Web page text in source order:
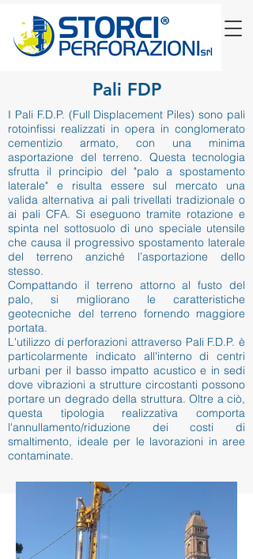
Pali FDP
I Pali F.D.P. (Full Displacement Piles) sono pali
rotoinfissi realizzati in opera in conglomerato
cementizio armato, con una minima
asportazione del terreno. Questa tecnologia
sfrutta il principio del "palo a spostamento
laterale" e risulta essere sul mercato una
valida alternativa ai pali trivellati tradizionale o
ai pali CFA. Si eseguono tramite rotazione e
spinta nel sottosuolo di uno speciale utensile
che causa il progressivo spostamento laterale
del terreno anziché l’asportazione dello
stesso.
Compattando il terreno attorno al fusto del
palo, si migliorano le caratteristiche
geotecniche del terreno fornendo maggiore
portata.
L'utilizzo di perforazioni attraverso Pali F.D.P. è
particolarmente indicato all'interno di centri
urbani per il basso impatto acustico e in sedi
dove vibrazioni a strutture circostanti possono
portare un degrado della struttura. Oltre a ciò,
questa tipologia realizzativa comporta
l'annullamento/riduzione dei costi di
smaltimento, ideale per le lavorazioni in aree
contaminate.